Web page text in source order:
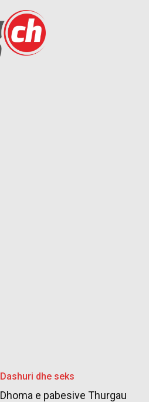
Dashuri dhe seks
Dhoma e pabesive Thurgau